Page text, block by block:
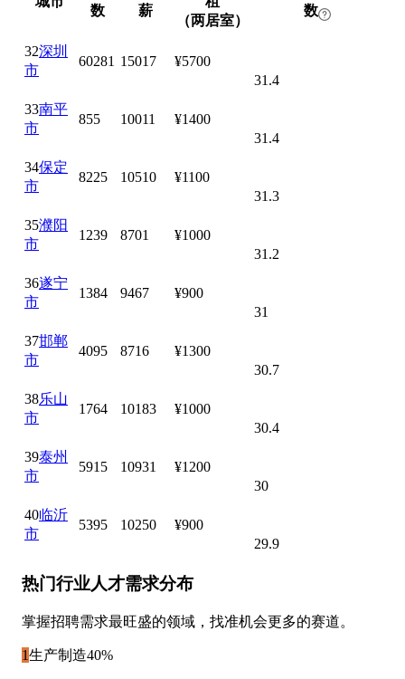
数 薪
（两居室）
数
32深圳
市
60281 15017
¥5700
31.4
33南平
市
855 10011
¥1400
31.4
34保定
市
8225 10510
¥1100
31.3
35濮阳
市
1239 8701
¥1000
31.2
36遂宁
市
1384 9467
¥900
31
37邯郸
市
4095 8716
¥1300
30.7
38乐山
市
1764 10183
¥1000
30.4
39泰州
市
5915 10931
¥1200
30
40临沂
市
5395 10250
¥900
29.9
热门行业人才需求分布
掌握招聘需求最旺盛的领域，找准机会更多的赛道。
1生产制造40%